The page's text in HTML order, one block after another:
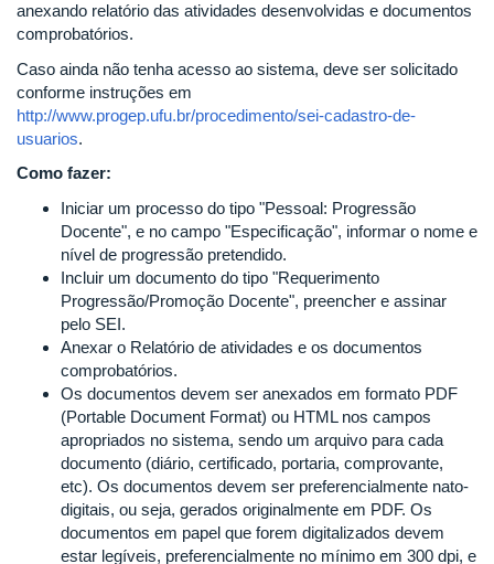
anexando relatório das atividades desenvolvidas e documentos
comprobatórios.
Caso ainda não tenha acesso ao sistema, deve ser solicitado
conforme instruções em
http://www.progep.ufu.br/procedimento/sei-cadastro-de-
usuarios.
Como fazer:
Iniciar um processo do tipo "Pessoal: Progressão
Docente", e no campo "Especificação", informar o nome e
nível de progressão pretendido.
Incluir um documento do tipo "Requerimento
Progressão/Promoção Docente", preencher e assinar
pelo SEI.
Anexar o Relatório de atividades e os documentos
comprobatórios.
Os documentos devem ser anexados em formato PDF
(Portable Document Format) ou HTML nos campos
apropriados no sistema, sendo um arquivo para cada
documento (diário, certificado, portaria, comprovante,
etc). Os documentos devem ser preferencialmente nato-
digitais, ou seja, gerados originalmente em PDF. Os
documentos em papel que forem digitalizados devem
estar legíveis, preferencialmente no mínimo em 300 dpi, e